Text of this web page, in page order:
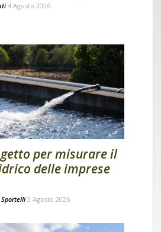
4 Agosto 2026
per misurare il
delle imprese
Sportelli 3 Agosto 2026